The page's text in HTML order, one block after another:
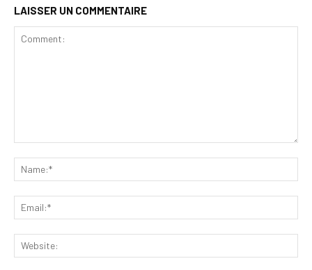
LAISSER UN COMMENTAIRE